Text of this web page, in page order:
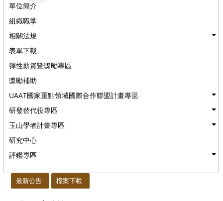
單位簡介
組織職掌
相關法規
表單下載
彈性薪資暨獎勵專區
獎勵補助
UAAT國家重點領域國際合作聯盟計畫專區
研發替代役專區
玉山學者計畫專區
研究中心
評鑑專區
最新公告 檔案下載